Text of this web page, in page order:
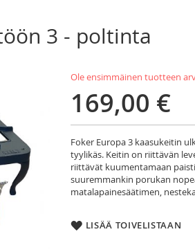
3 - poltinta
Ole ensimmäinen tuotteen
169,00 €
Foker Europa 3 kaasukeitin
tyylikäs. Keitin on riittävän
riittävät kuumentamaan
suuremmankin porukan
matalapainesäätimen,
LISÄÄ TOIVELISTAAN